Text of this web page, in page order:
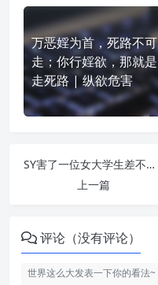
万恶婬为首，死路不可
走；你行婬欲，那就是
走死路 | 纵欲危害
SY害了一位女大学生差不多二十年 | 纵欲危害
上一篇
评论（没有评论）